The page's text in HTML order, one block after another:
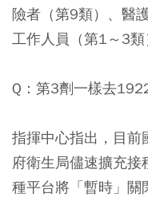
險者（第9類）、醫
工作人員（第1～3類
Q：第3劑一樣去
指揮中心指出，目前
府衛生局儘速擴充
種平台將「暫時」關